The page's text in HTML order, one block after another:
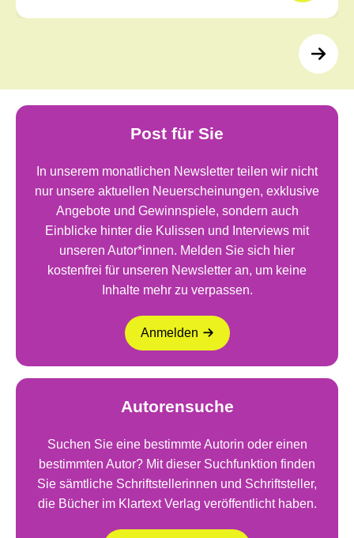
Post für Sie
In unserem monatlichen Newsletter teilen wir nicht
nur unsere aktuellen Neuerscheinungen, exklusive
Angebote und Gewinnspiele, sondern auch
Einblicke hinter die Kulissen und Interviews mit
unseren Autor*innen. Melden Sie sich hier
kostenfrei für unseren Newsletter an, um keine
Inhalte mehr zu verpassen.
Anmelden
Autorensuche
Suchen Sie eine bestimmte Autorin oder einen
bestimmten Autor? Mit dieser Suchfunktion finden
Sie sämtliche Schriftstellerinnen und Schriftsteller,
die Bücher im Klartext Verlag veröffentlicht haben.